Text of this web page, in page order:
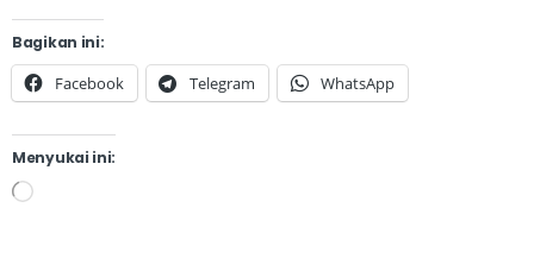
Bagikan ini:
Facebook Telegram WhatsApp
Menyukai ini: